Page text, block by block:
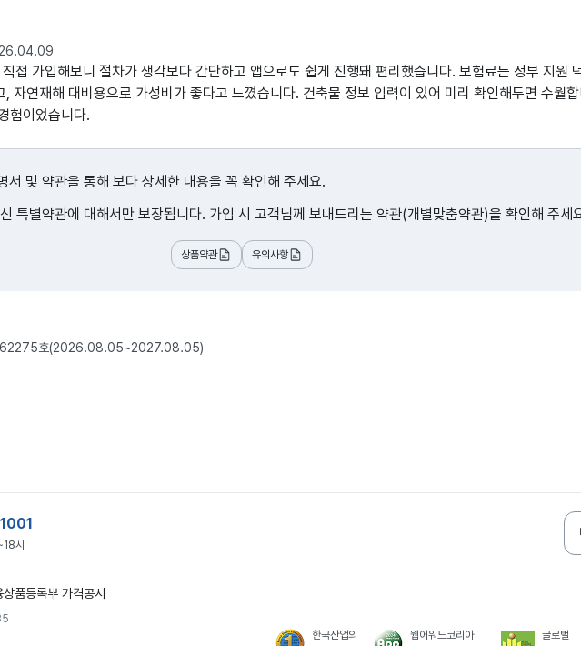
접 가입해보니 절차가 생각보다 간단하고 앱으로도 쉽게 진행돼 편리했습니다. 보험료는 정부 지원
, 자연재해 대비용으로 가성비가 좋다고 느꼈습니다. 건축물 정보 입력이 있어 미리 확인해두면 수월합
험이었습니다.
서 및 약관을 통해 보다 상세한 내용을 꼭 확인해 주세요.
특별약관에 대해서만 보장됩니다. 가입 시 고객님께 보내드리는 약관(개별맞춤약관)을 확인해 주세
상품약관 유의사항
호(2026.08.05~2027.08.05)
시
상품등록부 가격공시
한국산업의
웹어워드코리아
글로벌